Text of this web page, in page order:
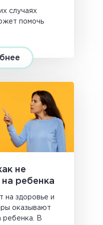
случаях
помочь
не
ребенка
на здоровье и
оказывают
ребенка. В